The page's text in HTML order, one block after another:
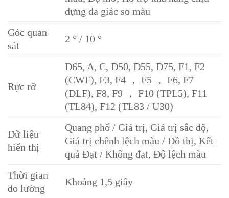
đựng đa giác so màu
Góc quan
sát
2 ° / 10 °
Rực rỡ
D65, A, C, D50, D55, D75, F1, F2
(CWF), F3, F4 ， F5 ， F6, F7
(DLF), F8, F9 ， F10 (TPL5), F11
(TL84), F12 (TL83 / U30)
Dữ liệu
hiển thị
Quang phổ / Giá trị, Giá trị sắc độ,
Giá trị chênh lệch màu / Đồ thị, Kết
quả Đạt / Không đạt, Độ lệch màu
Thời gian
đo lường
Khoảng 1,5 giây